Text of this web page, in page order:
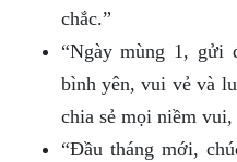
chắc.”
“Ngày mùng 1, gửi
bình yên, vui vẻ và
chia sẻ mọi niềm vui,
“Đầu tháng mới,